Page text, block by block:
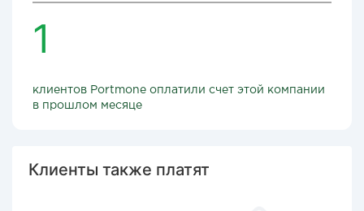
1
клиентов Portmone оплатили счет этой компании
в прошлом месяце
Клиенты также платят